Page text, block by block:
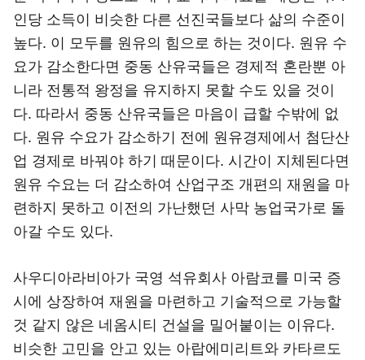
인당 소득이 비슷한 다른 선진국들보다 삶의 수준이
높다. 이 모두를 원유의 힘으로 하는 것이다. 원유 수
요가 감소한다면 중동 산유국들은 경제적 혼란뿐 아
니라 전통적 왕정을 유지하지 못할 수도 있을 것이
다. 따라서 중동 산유국들은 마음이 급할 수밖에 없
다. 원유 수요가 감소하기 전에 원유경제에서 첨단산
업 경제로 바꿔야 하기 때문이다. 시간이 지체된다면
원유 수요는 더 감소하여 산업구조 개편의 재원을 마
련하지 못하고 이전의 가난했던 사막 농업국가로 돌
아갈 수도 있다.
사우디아라비아가 국영 석유회사 아람코를 미국 증
시에 상장하여 재원을 마련하고 기술적으로 가능할
것 같지 않은 네옴시티 건설을 밀어붙이는 이유다.
비슷한 고민을 안고 있는 아랍에미리트와 카타르도